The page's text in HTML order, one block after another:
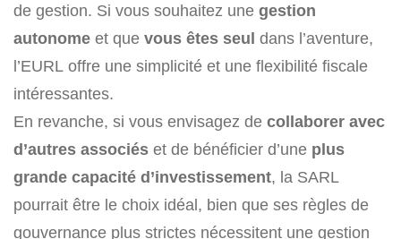
de gestion. Si vous souhaitez une gestion
autonome et que vous êtes seul dans l’aventure,
l’EURL offre une simplicité et une flexibilité fiscale
intéressantes.
En revanche, si vous envisagez de collaborer avec
d’autres associés et de bénéficier d’une plus
grande capacité d’investissement, la SARL
pourrait être le choix idéal, bien que ses règles de
gouvernance plus strictes nécessitent une gestion